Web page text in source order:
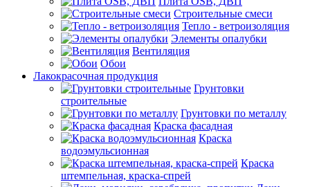
Строительные смеси
Тепло - ветроизоляция
Элементы опалубки
Вентиляция
Обои
Лакокрасочная продукция
Грунтовки
строительные
Грунтовки по металлу
Краска фасадная
Краска
водоэмульсионная
Краска
штемпельная, краска-спрей